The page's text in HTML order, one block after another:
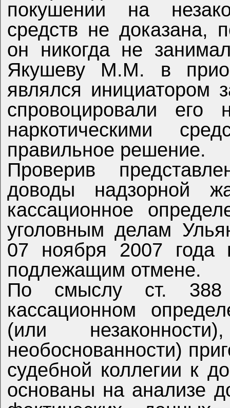
покушении на
средств не доказана,
он никогда не
Якушеву М.М. в
являлся инициатором
спровоцировали его
наркотическими
правильное решение.
Проверив
доводы надзорной
кассационное
уголовным делам
07 ноября 2007 года
подлежащим отмене.
По смыслу ст.
кассационном
(или
необоснованности)
судебной коллегии к
основаны на анализе